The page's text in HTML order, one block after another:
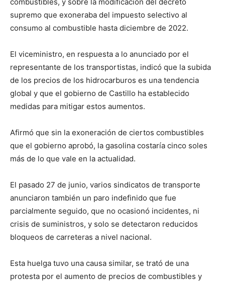
combustibles, y sobre la modificación del decreto
supremo que exoneraba del impuesto selectivo al
consumo al combustible hasta diciembre de 2022.
El viceministro, en respuesta a lo anunciado por el
representante de los transportistas, indicó que la subida
de los precios de los hidrocarburos es una tendencia
global y que el gobierno de Castillo ha establecido
medidas para mitigar estos aumentos.
Afirmó que sin la exoneración de ciertos combustibles
que el gobierno aprobó, la gasolina costaría cinco soles
más de lo que vale en la actualidad.
El pasado 27 de junio, varios sindicatos de transporte
anunciaron también un paro indefinido que fue
parcialmente seguido, que no ocasionó incidentes, ni
crisis de suministros, y solo se detectaron reducidos
bloqueos de carreteras a nivel nacional.
Esta huelga tuvo una causa similar, se trató de una
protesta por el aumento de precios de combustibles y